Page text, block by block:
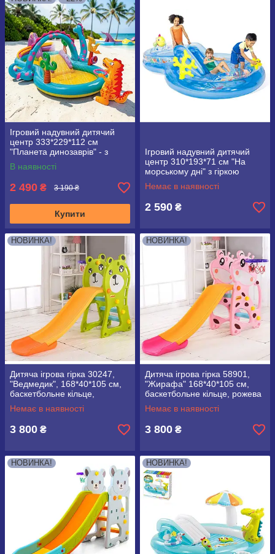
Ігровий надувний дитячий
центр 333*229*112 см
"Планета динозаврів" - з
гіркою, душем, INTEX 57135
В наявності
2 490 ₴ 3 190 ₴
Купити
Ігровий надувний дитячий
центр 310*193*71 см "На
морському дні" з гіркою
INTEX 56143
Немає в наявності
2 590 ₴
НОВИНКА!
Дитяча ігрова гірка 30247,
"Ведмедик", 168*40*105 см,
баскетбольне кільце,
салатова
Немає в наявності
3 800 ₴
НОВИНКА!
Дитяча ігрова гірка 58901,
"Жирафа" 168*40*105 см,
баскетбольне кільце, рожева
Немає в наявності
3 800 ₴
НОВИНКА! НОВИНКА!